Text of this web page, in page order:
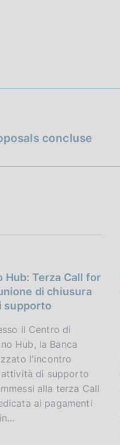
concluse
Hub: Terza Call for
di chiusura
supporto
il Centro di
Hub, la Banca
l'incontro
di supporto
alla terza Call
ai pagamenti